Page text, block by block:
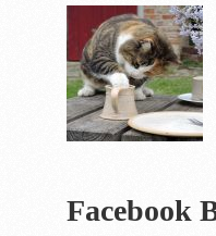
Facebook